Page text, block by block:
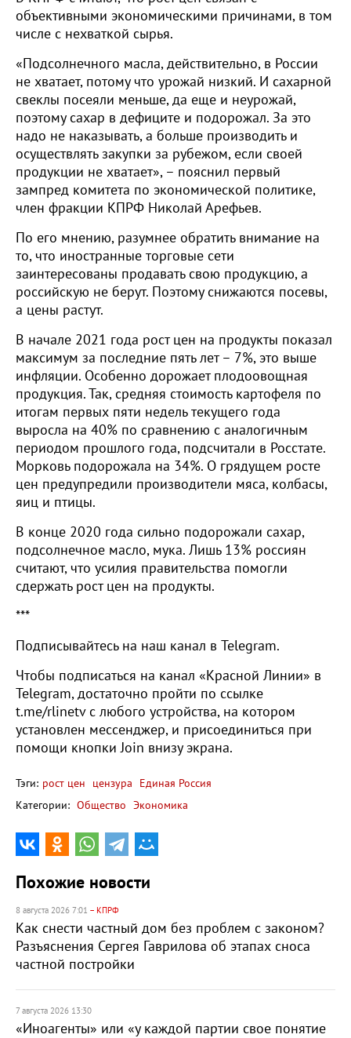
объективными экономическими причинами, в том
числе с нехваткой сырья.
«Подсолнечного масла, действительно, в России
не хватает, потому что урожай низкий. И сахарной
свеклы посеяли меньше, да еще и неурожай,
поэтому сахар в дефиците и подорожал. За это
надо не наказывать, а больше производить и
осуществлять закупки за рубежом, если своей
продукции не хватает», – пояснил первый
зампред комитета по экономической политике,
член фракции КПРФ Николай Арефьев.
По его мнению, разумнее обратить внимание на
то, что иностранные торговые сети
заинтересованы продавать свою продукцию, а
российскую не берут. Поэтому снижаются посевы,
а цены растут.
В начале 2021 года рост цен на продукты показал
максимум за последние пять лет – 7%, это выше
инфляции. Особенно дорожает плодоовощная
продукция. Так, средняя стоимость картофеля по
итогам первых пяти недель текущего года
выросла на 40% по сравнению с аналогичным
периодом прошлого года, подсчитали в Росстате.
Морковь подорожала на 34%. О грядущем росте
цен предупредили производители мяса, колбасы,
яиц и птицы.
В конце 2020 года сильно подорожали сахар,
подсолнечное масло, мука. Лишь 13% россиян
считают, что усилия правительства помогли
сдержать рост цен на продукты.
***
Подписывайтесь на наш канал в Telegram.
Чтобы подписаться на канал «Красной Линии» в
Telegram, достаточно пройти по ссылке
t.me/rlinetv с любого устройства, на котором
установлен мессенджер, и присоединиться при
помощи кнопки Join внизу экрана.
Тэги: рост цен цензура
Единая Россия
Категории: Общество Экономика
Похожие новости
8 августа 2026 7:01 – КПРФ
Как снести частный дом без проблем с законом?
Разъяснения Сергея Гаврилова об этапах сноса
частной постройки
7 августа 2026 13:30
«Иноагенты» или «у каждой партии свое понятие